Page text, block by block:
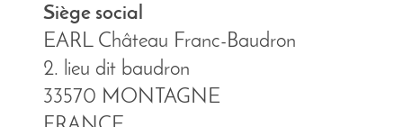
Siège social
EARL Château Franc-Baudron
2. lieu dit baudron
33570 MONTAGNE